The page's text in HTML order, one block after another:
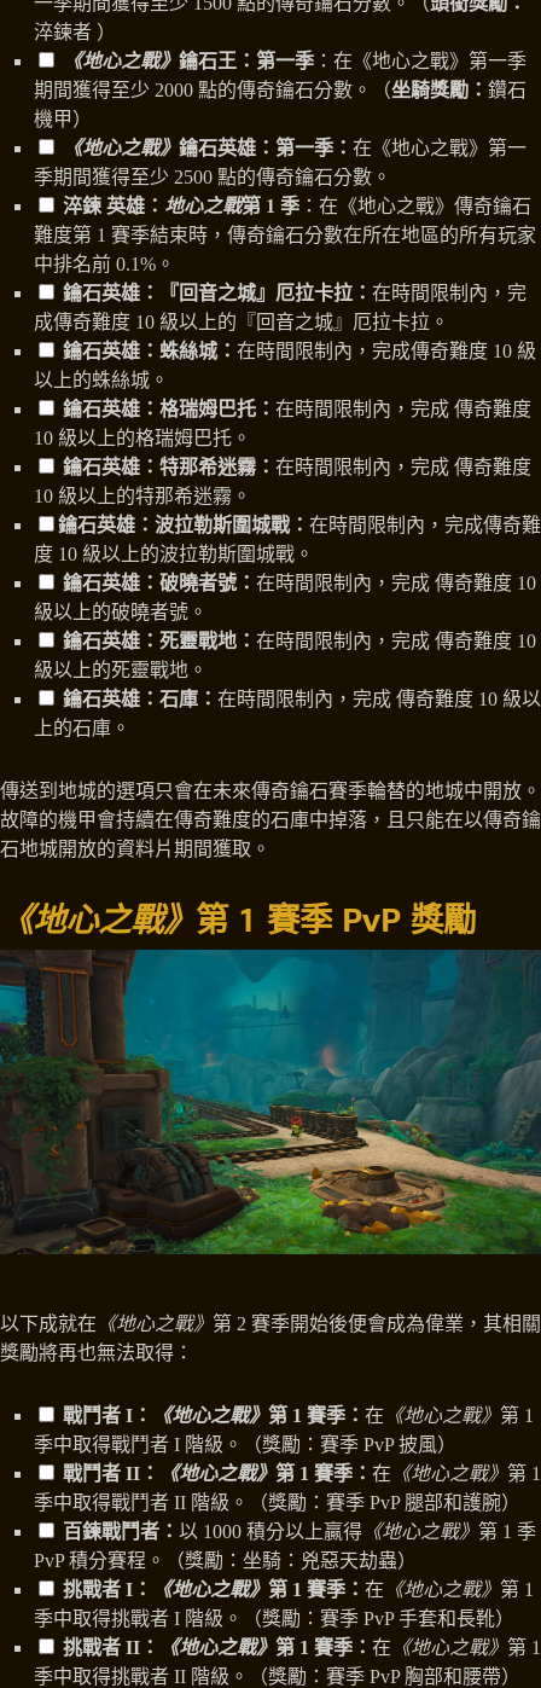
淬鍊者 ）
《地心之戰》 鑰石王：第一季 ：在《地心之戰》第一季
期間獲得至少 2000 點的傳奇鑰石分數。（坐騎獎勵： 鑽石
機甲）
《地心之戰》 鑰石英雄：第一季： 在《地心之戰》第一
季期間獲得至少 2500 點的傳奇鑰石分數。
淬鍊 英雄： 地心之戰第 1 季 ：在《地心之戰》傳奇鑰石
難度第 1 賽季結束時，傳奇鑰石分數在所在地區的所有玩家
中排名前 0.1%。
鑰石英雄：『回音之城』厄拉卡拉： 在時間限制內，完
成傳奇難度 10 級以上的『回音之城』厄拉卡拉。
鑰石英雄：蛛絲城： 在時間限制內，完成傳奇難度 10 級
以上的蛛絲城。
鑰石英雄：格瑞姆巴托： 在時間限制內，完成 傳奇難度
10 級以上的格瑞姆巴托。
鑰石英雄：特那希迷霧： 在時間限制內，完成 傳奇難度
10 級以上的特那希迷霧。
鑰石英雄：波拉勒斯圍城戰： 在時間限制內，完成傳奇難
度 10 級以上的波拉勒斯圍城戰。
鑰石英雄：破曉者號： 在時間限制內，完成 傳奇難度 10
級以上的破曉者號。
鑰石英雄：死靈戰地： 在時間限制內，完成 傳奇難度 10
級以上的死靈戰地。
鑰石英雄：石庫： 在時間限制內，完成 傳奇難度 10 級以
上的石庫。
傳送到地城的選項只會在未來傳奇鑰石賽季輪替的地城中開放。
故障的機甲會持續在傳奇難度的石庫中掉落，且只能在以傳奇鑰
石地城開放的資料片期間獲取。
《地心之戰》 第 1 賽季 PvP 獎勵
以下成就在 《地心之戰》 第 2 賽季開始後便會成為偉業，其相關
獎勵將再也無法取得：
戰鬥者 I： 《地心之戰》 第 1 賽季： 在 《地心之戰》 第 1
季中取得戰鬥者 I 階級。（獎勵：賽季 PvP 披風）
戰鬥者 II：
《地心之戰》 第 1 賽季： 在 《地心之戰》 第 1
季中取得戰鬥者 II 階級。（獎勵：賽季 PvP 腿部和護腕）
百鍊戰鬥者： 以 1000 積分以上贏得 《地心之戰》 第 1 季
PvP 積分賽程。（獎勵：坐騎：兇惡天劫蟲）
挑戰者 I：
《地心之戰》 第 1 賽季： 在 《地心之戰》 第 1
季中取得挑戰者 I 階級。（獎勵：賽季 PvP 手套和長靴）
挑戰者 II：
《地心之戰》 第 1 賽季： 在 《地心之戰》 第 1
季中取得挑戰者 II 階級。（獎勵：賽季 PvP 胸部和腰帶）